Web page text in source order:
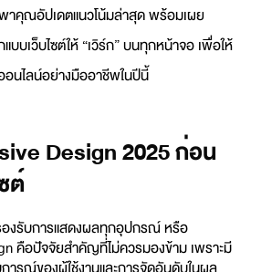
าคุณอัปเดตแนวโน้มล่าสุด พร้อมเผย
บเว็บไซต์ให้ “เวิร์ก” บนทุกหน้าจอ เพื่อให้
นไลน์อย่างมืออาชีพในปีนี้
Design 2025 ก่อน
ต์
องรับการแสดงผลทุกอุปกรณ์ หรือ
คือปัจจัยสำคัญที่ไม่ควรมองข้าม เพราะมี